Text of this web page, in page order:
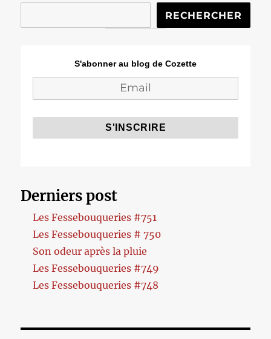
RECHERCHER
S'abonner au blog de Cozette
Derniers post
Les Fessebouqueries #751
Les Fessebouqueries # 750
Son odeur après la pluie
Les Fessebouqueries #749
Les Fessebouqueries #748